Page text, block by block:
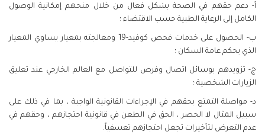
أ- دعم حقهم في الصحة بشكل فعال من خلال منحهم إمكانية الوصول
الكامل إلى الرعاية الطبية حسب الاقتضاء ؛
ب- الحصول على خدمات فحص كوفيد-19 ومعالجته بمعيار يساوي المعيار
الذي يحكم عامة السكان ؛
ج- تزويدهم بوسائل اتصال وفرص للتواصل مع العالم الخارجي عند تعليق
الزيارات الشخصية ؛
د- مواصلة التمتع بحقهم في الإجراءات القانونية الواجبة ، بما في ذلك على
سبيل المثال لا الحصر ، الحق في الطعن في قانونية احتجازهم ، وحقهم في
عدم التعرض لتأخيرات تجعل احتجازهم تعسفياً.